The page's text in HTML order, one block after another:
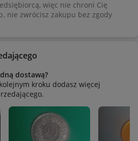
więc nie chroni Cię
nie zwrócisz zakupu bez zgody
dostawą?
kroku dodasz więcej